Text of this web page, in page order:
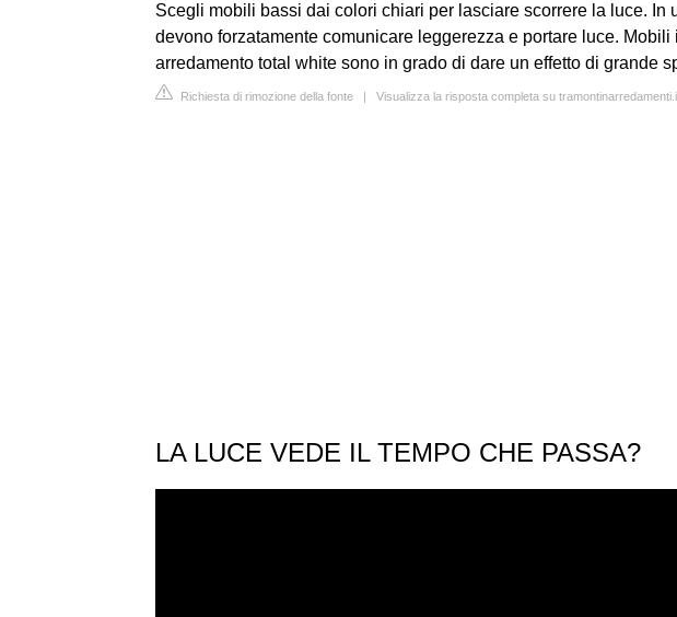
Scegli mobili bassi dai colori chiari per lasciare scorrere la luce. In
devono forzatamente comunicare leggerezza e portare luce. Mobili
arredamento total white sono in grado di dare un effetto di grande
Richiesta di rimozione della fonte | Visualizza la risposta completa su
LA LUCE VEDE IL TEMPO CHE PASSA?